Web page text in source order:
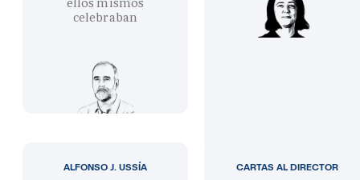
celebraban
ALFONSO J. USSÍA CARTAS AL DIRECTOR